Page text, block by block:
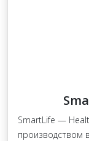
SmartLife —
производством